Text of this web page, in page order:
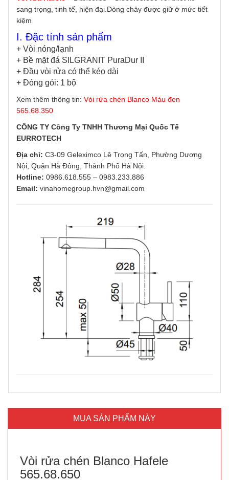
sang trọng, tinh tế, hiện đại.Dòng chảy được giữ ở mức tiết
kiệm
I. Đặc tính sản phẩm
+ Vòi nóng/lạnh
+ Bề mặt đá SILGRANIT PuraDur II
+ Đầu vòi rửa có thể kéo dài
+ Đóng gói: 1 bộ
Xem thêm thông tin: Vòi rửa chén Blanco Màu đen
565.68.350
CÔNG TY Công Ty TNHH Thương Mại Quốc Tế
EURROTECH
Địa chỉ: C3-09 Geleximco Lê Trọng Tấn, Phường Dương
Nội, Quận Hà Đông, Thành Phố Hà Nội.
Hotline: 0986.618.555 – 0983.233.886
Email: vinahomegroup.hvn@gmail.com
MUA SẢN PHẨM NÀY
Vòi rửa chén Blanco Hafele
565.68.650